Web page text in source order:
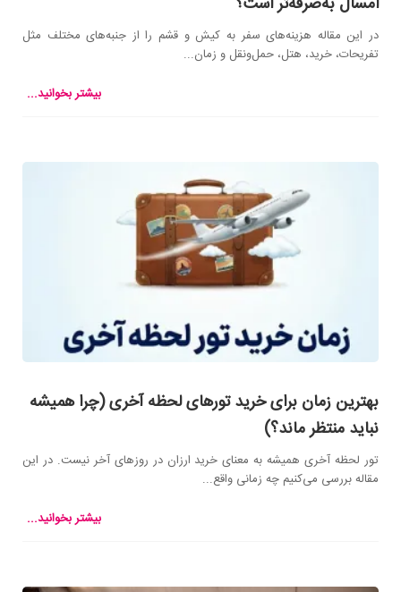
در این مقاله هزینه‌های سفر به کیش و قشم را از جنبه‌های مختلف مثل
تفریحات، خرید، هتل، حمل‌ونقل و زمان...
بیشتر بخوانید...
بهترین زمان برای خرید تورهای لحظه آخری (چرا همیشه
نباید منتظر ماند؟)
تور لحظه آخری همیشه به معنای خرید ارزان در روزهای آخر نیست. در این
مقاله بررسی می‌کنیم چه زمانی واقع...
بیشتر بخوانید...